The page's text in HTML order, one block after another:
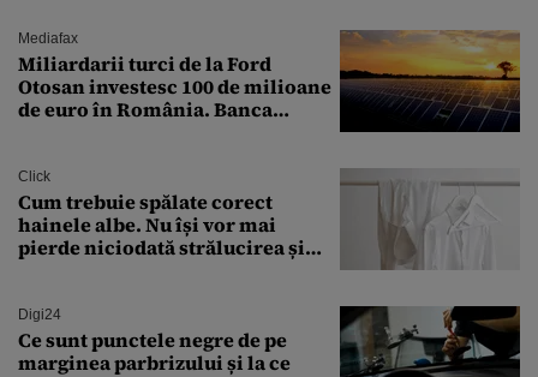
Mediafax
Miliardarii turci de la Ford
Otosan investesc 100 de milioane
de euro în România. Banca
Click
Cum trebuie spălate corect
hainele albe. Nu își vor mai
pierde niciodată strălucirea și
Digi24
Ce sunt punctele negre de pe
marginea parbrizului și la ce